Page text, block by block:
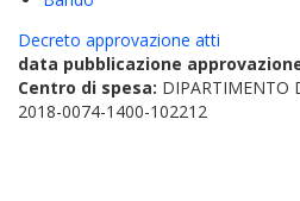
Decreto approvazione atti
data pubblicazione
Centro di spesa: DIPARTIMENTO
2018-0074-1400-102212